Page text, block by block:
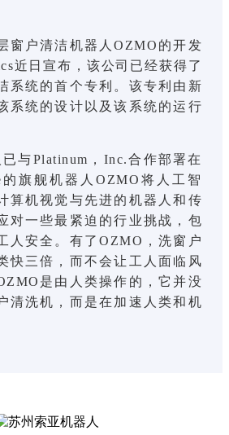
窗户清洁机器人OZMO的开发
近日宣布，该公司已经获得了
系统的首个专利。该专利由新
系统的设计以及该系统的运行
与Platinum，Inc.合作部署在
旗舰机器人OZMO将人工智
算机视觉与先进的机器人和传
对一些最紧迫的行业挑战，包
人安全。有了OZMO，洗窗户
快三倍，而不会让工人面临风
是由人类操作的，它并没
清洗机，而是在加速人类和机